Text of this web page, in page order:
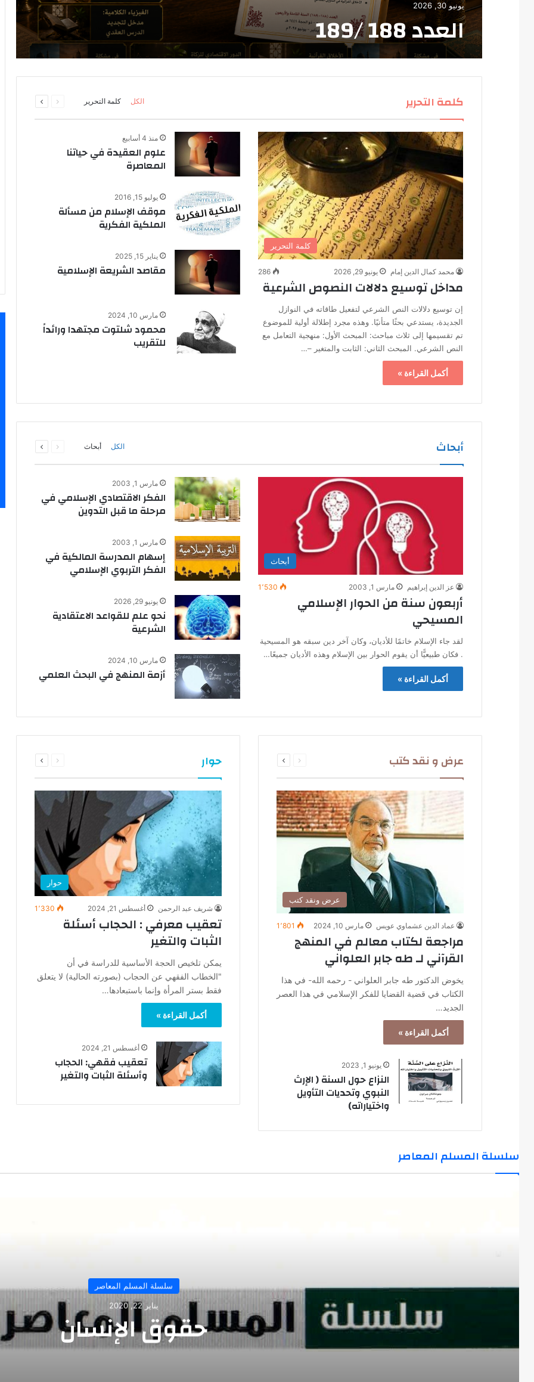
يونيو 30, 2026
العدد 188 /189
كلمة التحرير الكل كلمة التحرير
الصفحة
كلمة التحرير
محمد كمال الدين إمام يونيو 29, 2026 286
مداخل توسيع دلالات النصوص الشرعية
إن توسيع دلالات النص الشرعي لتفعيل طاقاته في النوازل
الجديدة، يستدعي بحثًا متأنيًا. وهذه مجرد إطلالة أولية للموضوع
تم تقسيمها إلى ثلاث مباحث: المبحث الأول: منهجية التعامل مع
النص الشرعي. المبحث الثاني: الثابت والمتغير –…
أكمل القراءة »
منذ 4 أسابيع
علوم العقيدة في حياتنا
المعاصرة
يوليو 15, 2016
موقف الإسلام من مسألة
الملكية الفكرية
يناير 15, 2025
مقاصد الشريعة الإسلامية
مارس 10, 2024
محمود شلتوت مجتهدا ورائداً
للتقريب
أبحاث الكل أبحاث
الصفحة
أبحاث
عز الدين إبراهيم مارس 1, 2003 1٬530
أربعون سنة من الحوار الإسلامي
المسيحي
لقد جاء الإسلام خاتمًا للأديان، وكان آخر دين سبقه هو المسيحية
. فكان طبيعيًّا أن يقوم الحوار بين الإسلام وهذه الأديان جميعًا…
أكمل القراءة »
مارس 1, 2003
الفكر الاقتصادي الإسلامي في
مرحلة ما قبل التدوين
مارس 1, 2003
إسهام المدرسة المالكية في
الفكر التربوي الإسلامي
يونيو 29, 2026
نحو علم للقواعد الاعتقادية
الشرعية
مارس 10, 2024
أزمة المنهج في البحث العلمي
عرض و نقد كتب
الصفحة
عرض ونقد كتب
عماد الدين عشماوي عويس مارس 10, 2024 1٬801
مراجعة لكتاب معالم في المنهج
القرآني لـ طه جابر العلواني
يخوض الدكتور طه جابر العلواني - رحمه الله- في هذا
الكتاب في قضية القضايا للفكر الإسلامي في هذا العصر
الجديد…
أكمل القراءة »
يونيو 1, 2023
النزاع حول السنة ( الإرث
النبوي وتحديات التأويل
واختياراته)
حوار
الصفحة
حوار
شريف عبد الرحمن أغسطس 21, 2024 1٬330
تعقيب معرفي : الحجاب أسئلة
الثبات والتغير
يمكن تلخيص الحجة الأساسية للدراسة في أن
"الخطاب الفقهي عن الحجاب (بصورته الحالية) لا يتعلق
فقط بستر المرأة وإنما باستبعادها…
أكمل القراءة »
أغسطس 21, 2024
تعقيب فقهي: الحجاب
وأسئلة الثبات والتغير
سلسلة المسلم المعاصر
سلسلة المسلم المعاصر
يناير 22, 2020
حقوق الإنسان